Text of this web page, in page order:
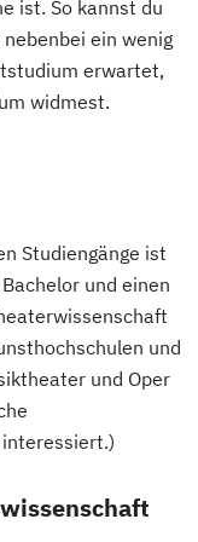
Tanz
ist. So kannst du
ein wenig
erwartet,
widmest.
Studiengänge ist
und einen
und
und Oper